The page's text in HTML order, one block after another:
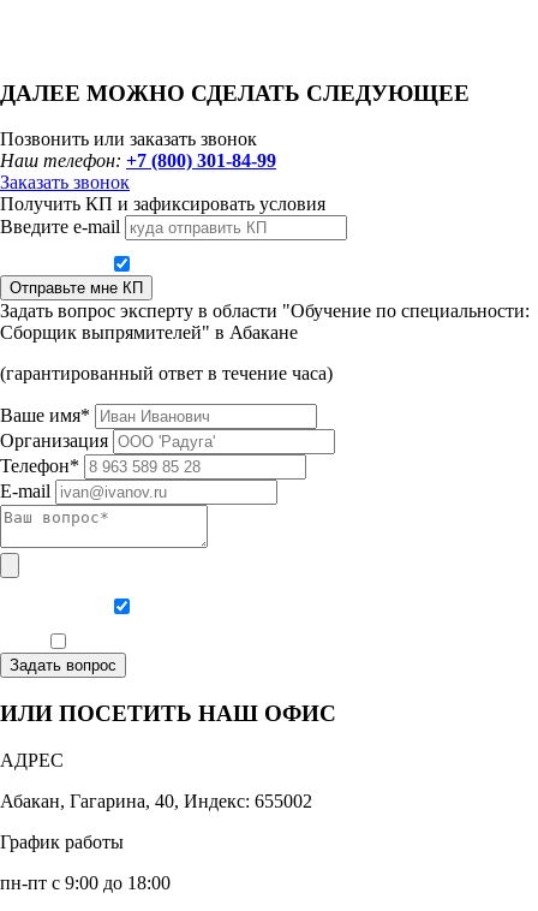
ДАЛЕЕ МОЖНО СДЕЛАТЬ СЛЕДУЮЩЕЕ
Позвонить или заказать звонок
Наш телефон: +7 (800) 301-84-99
Заказать звонок
Получить КП и зафиксировать условия
Введите e-mail
Отправьте мне КП
Задать вопрос эксперту в области "Обучение по специальности:
Сборщик выпрямителей" в Абакане
(гарантированный ответ в течение часа)
Ваше имя*
Организация
Телефон*
E-mail
Задать вопрос
ИЛИ ПОСЕТИТЬ НАШ ОФИС
АДРЕС
Абакан, Гагарина, 40, Индекс: 655002
График работы
пн-пт с 9:00 до 18:00